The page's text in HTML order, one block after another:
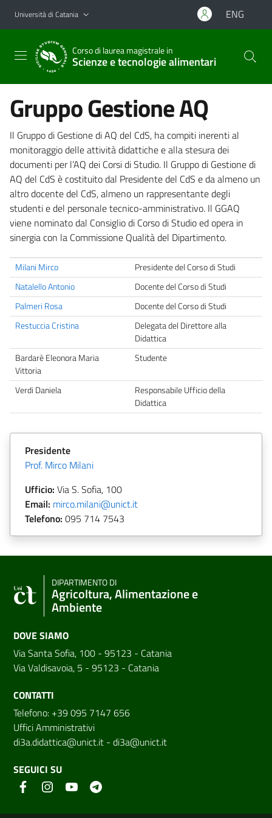
Vai al contenuto principale
Vai al menu di navigazione
Università di Catania ENG
Corso di laurea magistrale in
Scienze e tecnologie alimentari
Gruppo Gestione AQ
Il Gruppo di Gestione di AQ del CdS, ha compiti inerenti al
monitoraggio delle attività didattiche e alla stesura dei
documenti per l’AQ dei Corsi di Studio. Il Gruppo di Gestione di
AQ del CdS è costituito dal Presidente del CdS e da almeno un
altro docente del CdS, almeno un rappresentante degli
studenti e del personale tecnico-amministrativo. Il GGAQ
viene nominato dal Consiglio di Corso di Studio ed opera in
sinergia con la Commissione Qualità del Dipartimento.
Milani Mirco
Presidente del Corso di Studi
Natalello Antonio
Docente del Corso di Studi
Palmeri Rosa
Docente del Corso di Studi
Restuccia Cristina
Delegata del Direttore alla
Didattica
Bardarè Eleonora Maria
Vittoria
Studente
Verdi Daniela
Responsabile Ufficio della
Didattica
Presidente
Prof. Mirco Milani
Ufficio: Via S. Sofia, 100
Email: mirco.milani@unict.it
Telefono: 095 714 7543
DIPARTIMENTO DI
Agricoltura, Alimentazione e
Ambiente
DOVE SIAMO
Via Santa Sofia, 100 - 95123 - Catania
Via Valdisavoia, 5 - 95123 - Catania
CONTATTI
Telefono: +39 095 7147 656
Uffici Amministrativi
di3a.didattica@unict.it - di3a@unict.it
SEGUICI SU